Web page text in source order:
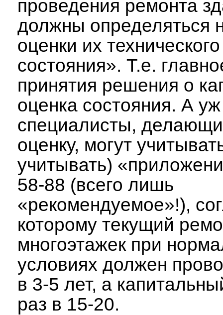
проведения ремонта
должны определяться
оценки их технического
состояния». Т.е.
принятия решения о
оценка состояния. А уж
специалисты,
оценку, могут
учитывать)
58-88 (всего лишь
«рекомендуемое»!),
которому текущий
многоэтажек при
условиях должен
в 3-5 лет, а
раз в 15-20.